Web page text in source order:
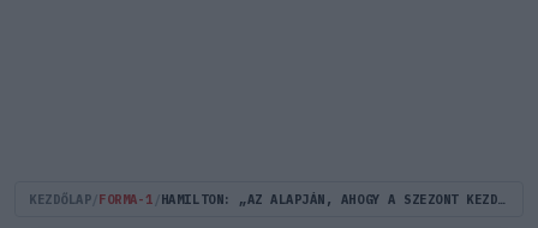
KEZDŐLAP FORMA-1 HAMILTON: „AZ ALAPJÁN, AHOGY A SZEZONT KEZDTÜK, GONDOLNI SEM MERTEM A NYOLCADIK CÍMRE”